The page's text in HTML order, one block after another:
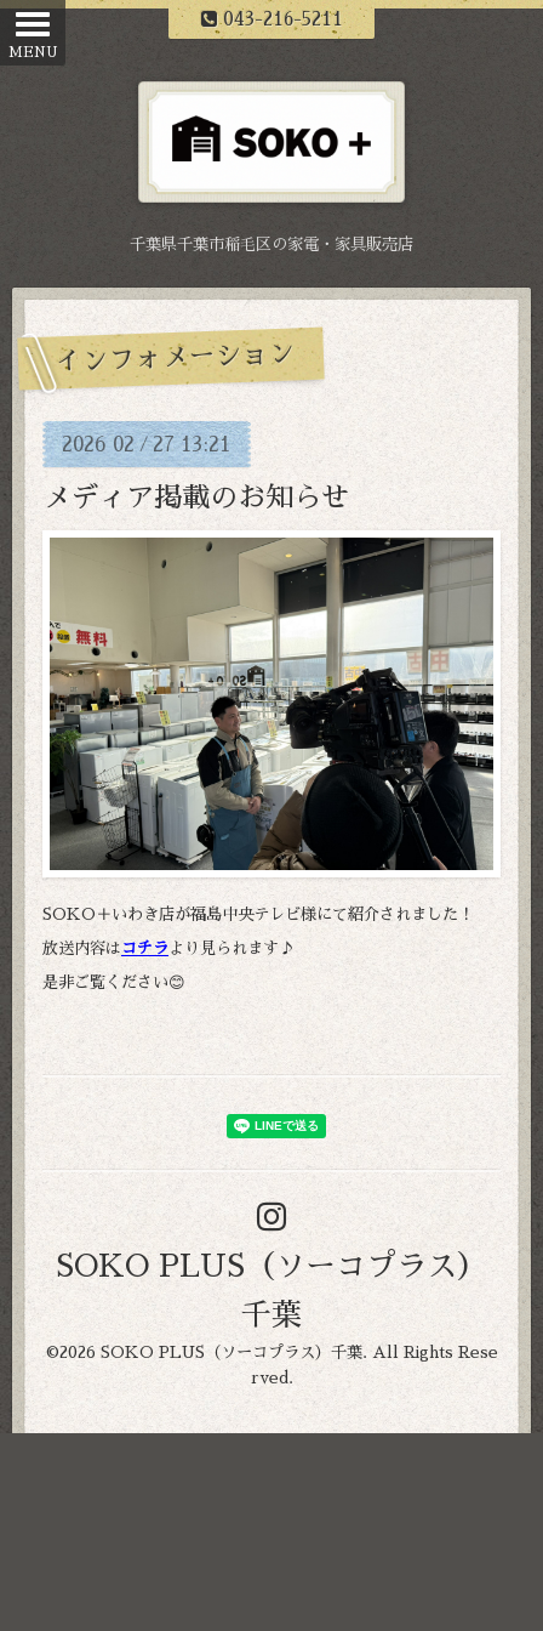
043-216-5211
千葉県千葉市稲毛区の家電・家具販売店
インフォメーション
2026 02/27 13:21
メディア掲載のお知らせ
SOKO＋いわき店が福島中央テレビ様にて紹介されました！
放送内容は コチラ より見られます♪
是非ご覧ください😊
SOKO PLUS（ソーコプラス）
千葉
©2026 SOKO PLUS（ソーコプラス）千葉. All Rights Rese
rved.